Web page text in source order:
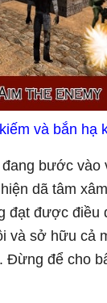
và bắn hạ
bước vào
dã tâm
đạt được điều
và sở hữu cả
Đừng để cho